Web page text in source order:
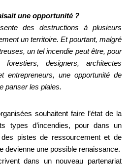
une opportunité ?
des destructions à plusieurs
un territoire. Et pourtant, malgré
un tel incendie peut être, pour
designers, architectes
entrepreneurs, une opportunité de
panser les plaies.
souhaitent faire l’état de la
types d’incendies, pour dans un
pistes de ressourcement et de
devienne une possible renaissance.
dans un nouveau partenariat